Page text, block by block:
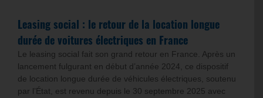
Leasing social : le retour de la location longue
durée de voitures électriques en France
Le leasing social fait son grand retour en France. Après un
lancement fulgurant en début d’année 2024, ce dispositif
de location longue durée de véhicules électriques, soutenu
par l’État, est revenu depuis le 30 septembre 2025 avec